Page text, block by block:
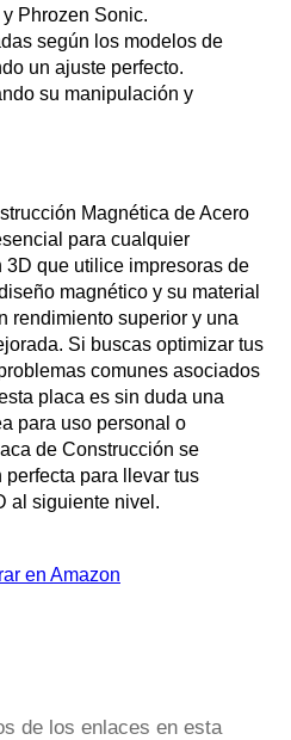
Phrozen Sonic.
según los modelos de
un ajuste perfecto.
su manipulación y
Magnética de Acero
para cualquier
que utilice impresoras de
magnético y su material
rendimiento superior y una
Si buscas optimizar tus
comunes asociados
placa es sin duda una
para uso personal o
de Construcción se
para llevar tus
al siguiente nivel.
de los enlaces en esta